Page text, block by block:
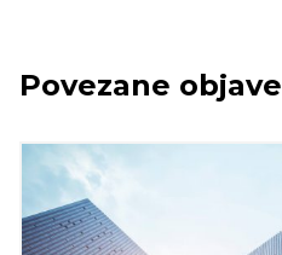
Povezane objave